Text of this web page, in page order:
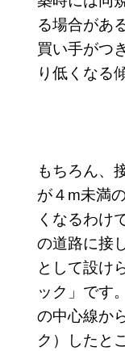
る場合があ
買い手がつ
り低くなる
もちろん、
が４m未満
くなるわけ
の道路に接
として設け
ック」です
の中心線か
ク）したと